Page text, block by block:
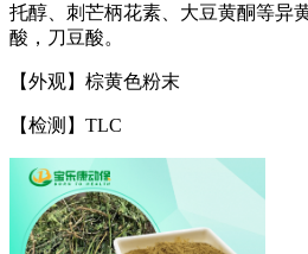
托醇、刺芒柄花素、大豆黄酮等异
酸，刀豆酸。
【外观】棕黄色粉末
【检测】TLC